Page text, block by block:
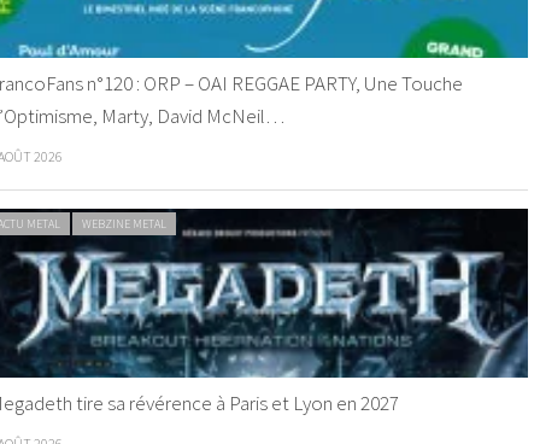
n°120 : ORP – OAI REGGAE PARTY, Une Touche
Marty, David McNeil…
2026
METAL WEBZINE METAL
tire sa révérence à Paris et Lyon en 2027